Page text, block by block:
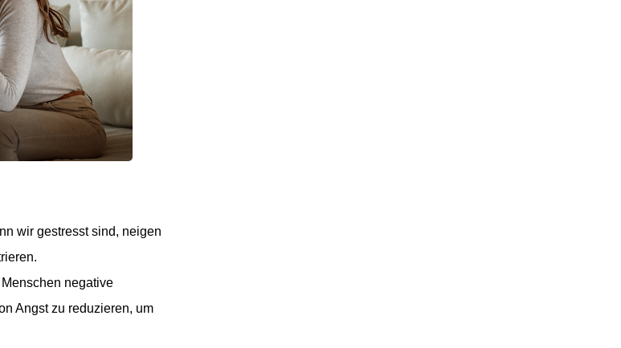
wir gestresst sind, neigen
negative
Angst zu reduzieren, um